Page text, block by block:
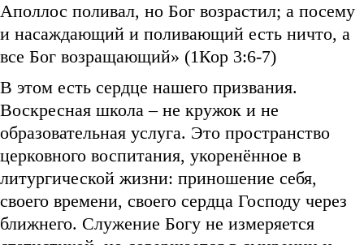
Аполлос поливал, но Бог возрастил; а посему
и насаждающий и поливающий есть ничто, а
все Бог возращающий» (1Кор 3:6-7)
В этом есть сердце нашего призвания.
Воскресная школа – не кружок и не
образовательная услуга. Это пространство
церковного воспитания, укоренённое в
литургической жизни: приношение себя,
своего времени, своего сердца Господу через
ближнего. Служение Богу не измеряется